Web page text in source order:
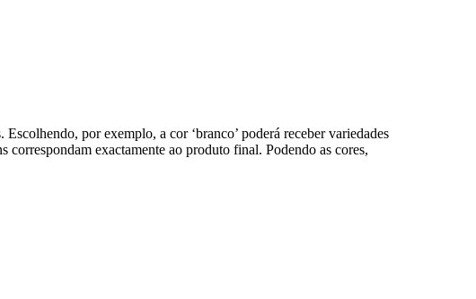
por exemplo, a cor ‘branco’ poderá receber variedades
correspondam exactamente ao produto final. Podendo as cores,